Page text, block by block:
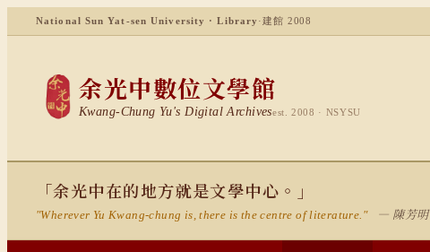
National Sun Yat-sen University · Library ·建館 2008
余光中數位文學館
Kwang-Chung Yu's Digital Archivesest. 2008 · NSYSU
「余光中在的地方就是文學中心。」
"Wherever Yu Kwang-chung is, there is the centre of literature." — 陳芳